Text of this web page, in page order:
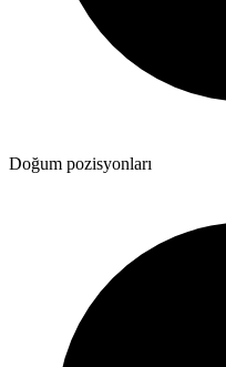
Doğum pozisyonları